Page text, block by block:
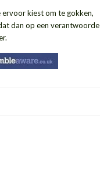
ervoor kiest om te gokken,
dan op een verantwoorde